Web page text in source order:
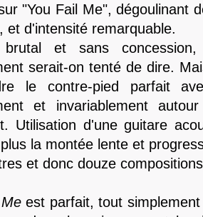
"You Fail Me", dégoulinant
et d'intensité remarquable.
brutal et sans
serait-on tenté de dire.
le contre-pied parfait
et invariablement
Utilisation d'une guitare
la montée lente et
et donc douze
est parfait, tout